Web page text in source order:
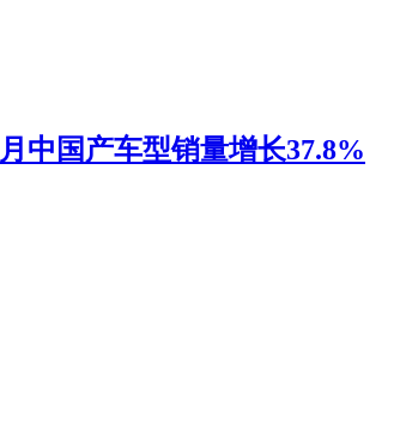
中国产车型销量增长37.8%